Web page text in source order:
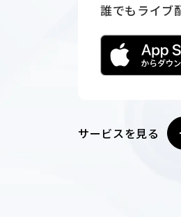
誰でもライブ
サービスを見る